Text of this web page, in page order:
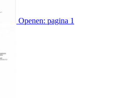
Openen: pagina 1